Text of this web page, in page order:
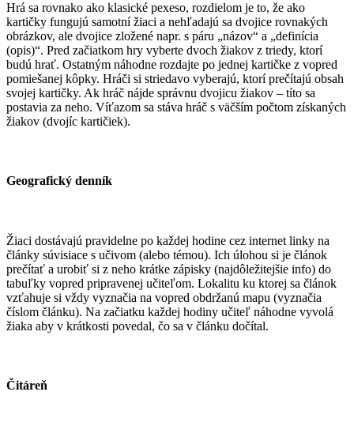
Hrá sa rovnako ako klasické pexeso, rozdielom je to, že ako
kartičky fungujú samotní žiaci a nehľadajú sa dvojice rovnakých
obrázkov, ale dvojice zložené napr. s páru „názov“ a „definícia
(opis)“. Pred začiatkom hry vyberte dvoch žiakov z triedy, ktorí
budú hrať. Ostatným náhodne rozdajte po jednej kartičke z vopred
pomiešanej kôpky. Hráči si striedavo vyberajú, ktorí prečítajú obsah
svojej kartičky. Ak hráč nájde správnu dvojicu žiakov – títo sa
postavia za neho. Víťazom ​sa stáva hráč s väčším počtom získaných
žiakov (dvojíc kartičiek).
​Geografický denník
Žiaci dostávajú pravidelne po každej hodine cez internet linky na
články súvisiace s učivom (alebo témou). Ich úlohou si je článok
prečítať a urobiť si z neho krátke zápisky (najdôležitejšie info) do
tabuľky vopred pripravenej učiteľom. Lokalitu ku ktorej sa článok
vzťahuje si vždy vyznačia na vopred obdržanú mapu (vyznačia
číslom článku). Na začiatku každej hodiny učiteľ náhodne vyvolá
žiaka aby v krátkosti povedal, čo sa v článku dočítal.
Čitáreň